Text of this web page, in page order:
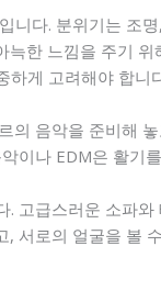
다. 분위기는 조
한 느낌을 주기
하게 고려해야 합니
음악을 준비해
이나 EDM은 활기
고급스러운 소파
서로의 얼굴을 볼